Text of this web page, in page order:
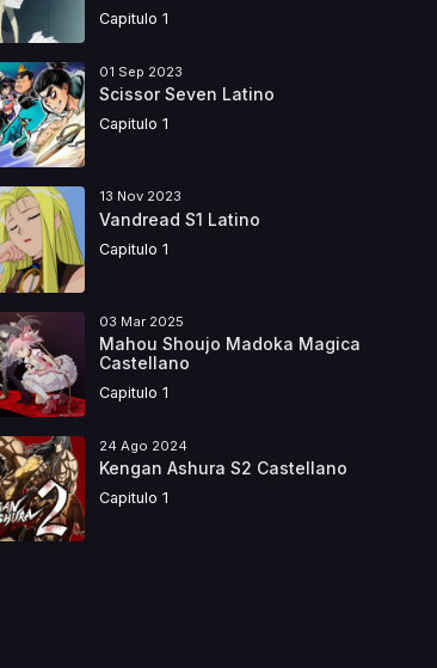
Capitulo 1
01 Sep 2023
Scissor Seven Latino
Capitulo 1
13 Nov 2023
Vandread S1 Latino
Capitulo 1
03 Mar 2025
Mahou Shoujo Madoka Magica
Castellano
Capitulo 1
24 Ago 2024
Kengan Ashura S2 Castellano
Capitulo 1